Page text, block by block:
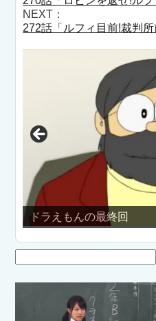
NEXT：
272話「ルフィ目前!裁判所
ドラえもんの最終回